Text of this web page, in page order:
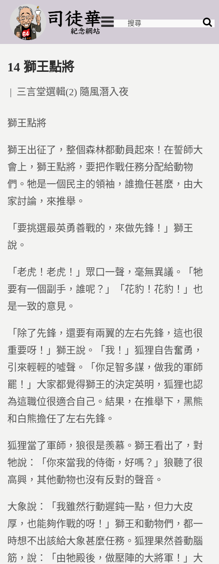
14 獅王點將
Posted
三言堂選輯(2) 隨風潛入夜
獅王點將
獅王出征了，整個森林都動員起來！在誓師大
會上，獅王點將，要把作戰任務分配給動物
們。牠是一個民主的領袖，誰擔任甚麼，由大
家討論，來推舉。
「要挑選最英勇善戰的，來做先鋒！」獅王
說。
「老虎！老虎！」眾口一聲，毫無異議。「牠
要有一個副手，誰呢？」「花豹！花豹！」也
是一致的意見。
「除了先鋒，還要有兩翼的左右先鋒，這也很
重要呀！」獅王說。「我！」狐狸自告奮勇，
引來輕輕的噓聲。「你足智多謀，做我的軍師
罷！」大家都覺得獅王的決定英明，狐狸也認
為這職位很適合自己。結果，在推舉下，黑熊
和白熊擔任了左右先鋒。
狐狸當了軍師，狼很是羨慕。獅王看出了，對
牠說：「你來當我的侍衛，好嗎？」狼聽了很
高興，其他動物也沒有反對的聲音。
大象說：「我雖然行動遲鈍一點，但力大皮
厚，也能夠作戰的呀！」獅王和動物們，都一
時想不出該給大象甚麼任務。狐狸果然善動腦
筋，說：「由牠殿後，做壓陣的大將軍！」大